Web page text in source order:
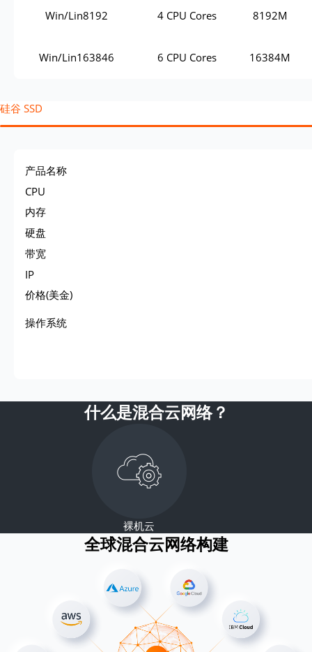
Win/Lin8192 4 CPU Cores 8192M
Win/Lin163846 6 CPU Cores 16384M
硅谷 SSD
产品名称
CPU
内存
硬盘
带宽
IP
价格(美金)
操作系统
什么是混合云网络？
裸机云
全球混合云网络构建